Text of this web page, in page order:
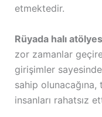
etmektedir.
Rüyada halı
zor zamanlar
girişimler
sahip olunacağına,
insanları rahatsız